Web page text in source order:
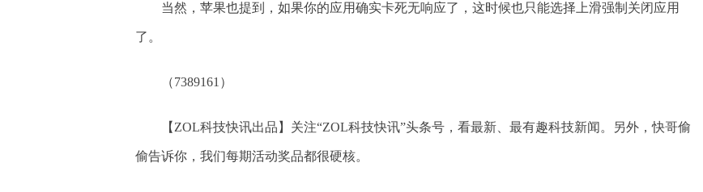
当然，苹果也提到，如果你的应用确实卡死无响应了，这时候也只能选择上滑强制关闭应用
了。
（7389161）
【ZOL科技快讯出品】关注“ZOL科技快讯”头条号，看最新、最有趣科技新闻。另外，快哥偷
偷告诉你，我们每期活动奖品都很硬核。